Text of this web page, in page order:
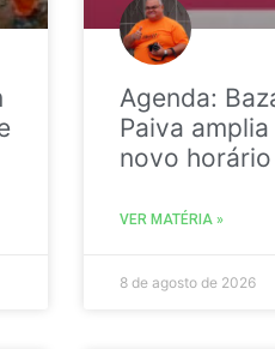
Agenda:
Paiva
novo
VER MATÉRIA »
8 de agosto de 2026